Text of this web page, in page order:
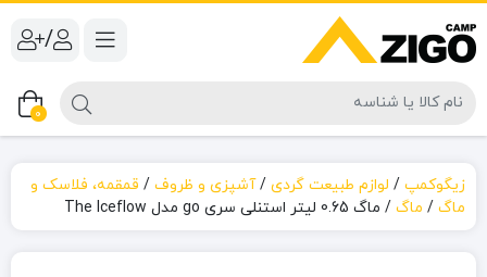
/
0
زیگوکمپ / لوازم طبیعت گردی /آشپزی و ظروف / قمقمه، فلاسک و
ماگ / ماگ / ماگ 0.65 لیتر استنلی سری go مدل The Iceflow